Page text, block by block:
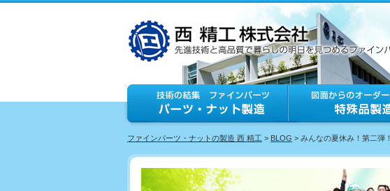
ファインパーツ・ナットの製造 西 精工 > BLOG > みんなの夏休み！第二弾！